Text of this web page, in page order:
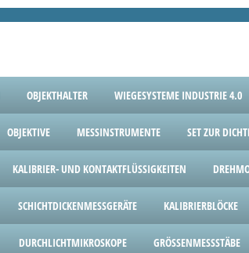
OBJEKTHALTER WIEGESYSTEME INDUSTRIE 4.0
OBJEKTIVE MESSINSTRUMENTE SET ZUR
KALIBRIER- UND KONTAKTFLÜSSIGKEITEN
SCHICHTDICKENMESSGERÄTE KALIBRIERBLÖCKE
DURCHLICHTMIKROSKOPE GRÖSSENMESSSTÄBE